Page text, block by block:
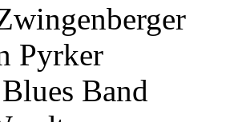
Pyrker
Band